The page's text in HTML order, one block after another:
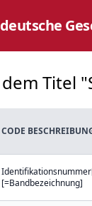
Titel
CODE
[=Bandbezeichnung]